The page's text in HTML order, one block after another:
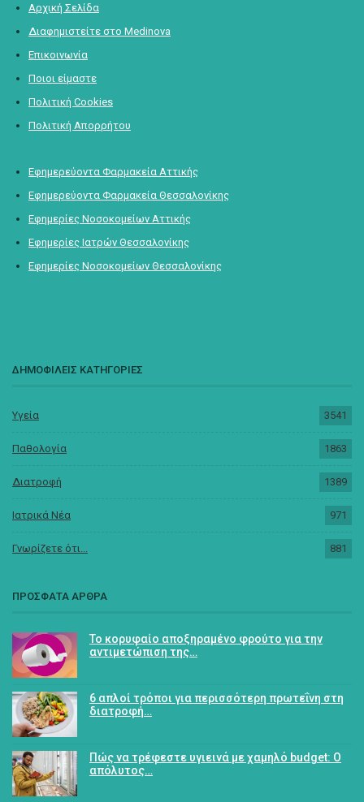
Αρχική Σελίδα
Διαφημιστείτε στο Medinova
Επικοινωνία
Ποιοι είμαστε
Πολιτική Cookies
Πολιτική Απορρήτου
Εφημερεύοντα Φαρμακεία Αττικής
Εφημερεύοντα Φαρμακεία Θεσσαλονίκης
Εφημερίες Νοσοκομείων Αττικής
Εφημερίες Ιατρών Θεσσαλονίκης
Εφημερίες Νοσοκομείων Θεσσαλονίκης
ΔΗΜΟΦΙΛΕΙΣ ΚΑΤΗΓΟΡΙΕΣ
Υγεία 3541
Παθολογία 1863
Διατροφή 1389
Ιατρικά Νέα 971
Γνωρίζετε ότι... 881
ΠΡΟΣΦΑΤΑ ΑΡΘΡΑ
Το κορυφαίο αποξηραμένο φρούτο για την
αντιμετώπιση της…
6 απλοί τρόποι για περισσότερη πρωτεΐνη στη
διατροφή…
Πώς να τρέφεστε υγιεινά με χαμηλό budget: Ο
απόλυτος…